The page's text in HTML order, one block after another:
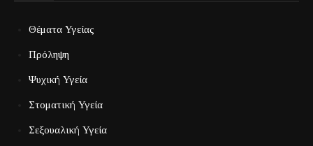
Θέματα Υγείας
Πρόληψη
Ψυχική Υγεία
Στοματική Υγεία
Σεξουαλική Υγεία